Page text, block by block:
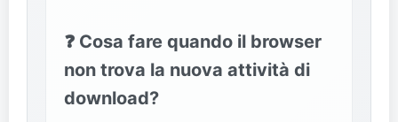
❓ Cosa fare quando il browser
non trova la nuova attività di
download?